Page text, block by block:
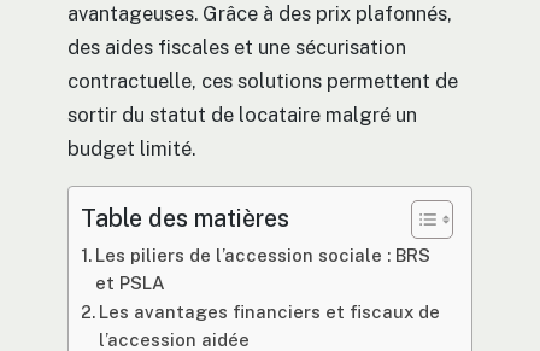
avantageuses. Grâce à des prix plafonnés,
des aides fiscales et une sécurisation
contractuelle, ces solutions permettent de
sortir du statut de locataire malgré un
budget limité.
Table des matières
Les piliers de l’accession sociale : BRS
et PSLA
Les avantages financiers et fiscaux de
l’accession aidée